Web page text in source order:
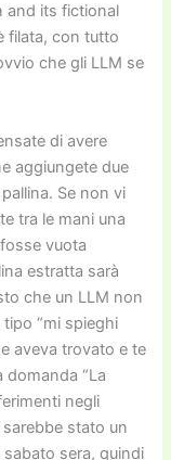
and its fictional
filata, con tutto
che gli LLM se
di avere
aggiungete due
Se non vi
tra le mani una
vuota
estratta sarà
che un LLM non
tipo “mi spieghi
aveva trovato e te
domanda “La
negli
stato un
sabato sera, quindi